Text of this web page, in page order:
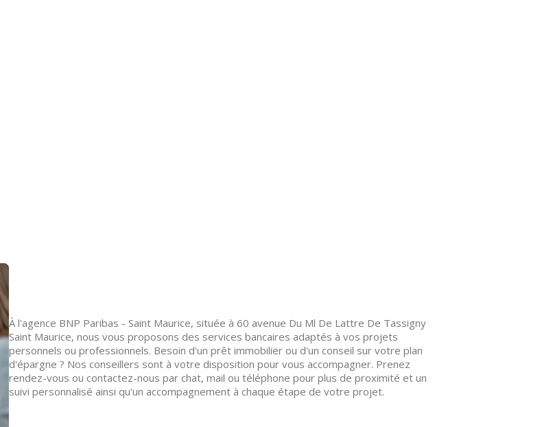
À l'agence BNP Paribas - Saint Maurice, située à 60 avenue Du Ml De Lattre De Tassigny
Saint Maurice, nous vous proposons des services bancaires adaptés à vos projets
personnels ou professionnels. Besoin d'un prêt immobilier ou d'un conseil sur votre plan
d'épargne ? Nos conseillers sont à votre disposition pour vous accompagner. Prenez
rendez-vous ou contactez-nous par chat, mail ou téléphone pour plus de proximité et un
suivi personnalisé ainsi qu'un accompagnement à chaque étape de votre projet.